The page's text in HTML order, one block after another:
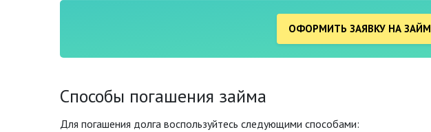
ОФОРМИТЬ ЗАЯВКУ НА ЗАЙМ
Способы погашения займа
Для погашения долга воспользуйтесь следующими способами: